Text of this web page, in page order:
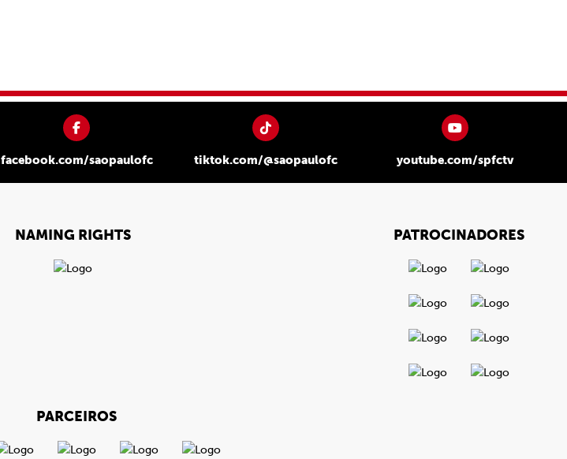
facebook.com/saopaulofc tiktok.com/@saopaulofc youtube.com/spfctv
NAMING RIGHTS PATROCINADORES
PARCEIROS